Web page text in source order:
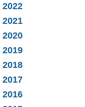
2022
2021
2020
2019
2018
2017
2016